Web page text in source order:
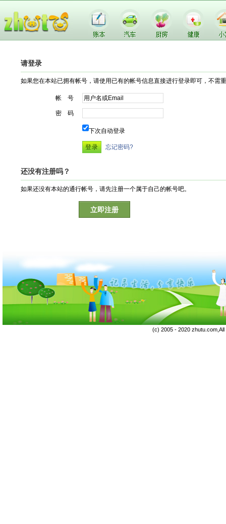
请登录
如果您在本站已拥有帐号，请使用已有的帐号信息直接进行登录即可，不需
帐 号
密 码
下次自动登录
忘记密码?
还没有注册吗？
如果还没有本站的通行帐号，请先注册一个属于自己的帐号吧。
立即注册
(c) 2005 - 2020